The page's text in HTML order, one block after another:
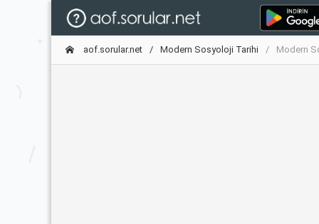
aof.sorular.net Modern Sosyoloji Tarihi Modern